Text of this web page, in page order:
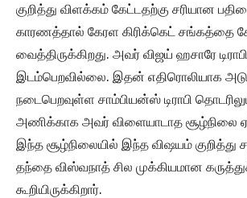
குறித்து விளக்கம் கேட்டதற்கு சரியான
காரணத்தால் கேரள கிரிக்கெட் சங்கத்தை
வைத்திருக்கிறது. அவர் விஜய் ஹசாரே
இடம்பெறவில்லை. இதன் எதிரொலியாக
நடைபெறவுள்ள சாம்பியன்ஸ் டிராபி
அணிக்காக அவர் விளையாடாத சூழ்நிலை
இந்த சூழ்நிலையில் இந்த விஷயம் குறித்து
தந்தை விஸ்வநாத் சில முக்கியமான
கூறியிருக்கிறார்.